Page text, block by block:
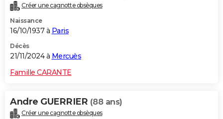
Créer une cagnotte obsèques
Naissance
16/10/1937 à Paris
Décès
21/11/2024 à Mercuès
Famille CARANTE
Andre GUERRIER (88 ans)
Créer une cagnotte obsèques